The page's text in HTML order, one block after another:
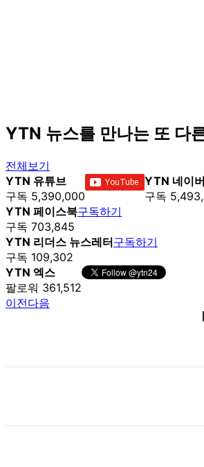
YTN 뉴스를 만나는 또 다
전체보기
YTN 유튜브
구독 5,390,000
YTN 네이
구독
YTN 페이스북
구독 703,845
구독하기
YTN 리더스 뉴스레터
구독 109,302
구독하기
YTN 엑스
팔로워 361,512
이전다음